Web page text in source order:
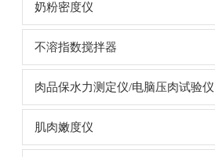
奶粉密度仪
不溶指数搅拌器
肉品保水力测定仪/电脑压肉试验仪
肌肉嫩度仪